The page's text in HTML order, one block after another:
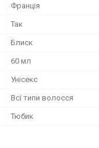
Франція
Так
Блиск
60 мл
Унісекс
Всі типи волосся
Тюбик